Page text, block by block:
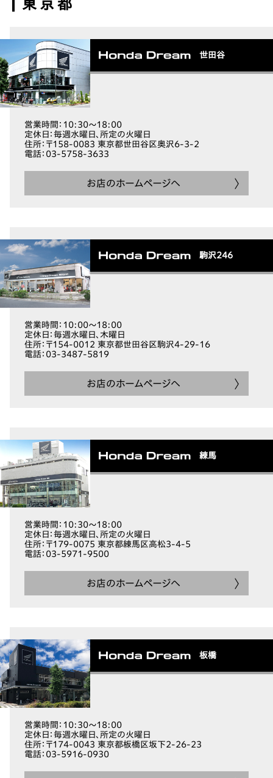
東京都
世田谷
営業時間 ：10:30～18:00
定休日 ：毎週水曜日、所定の火曜日
住所：〒158-0083 東京都世田谷区奥沢6-3-2
電話：03-5758-3633
お店のホームページへ
駒沢246
営業時間 ：10:00～18:00
定休日 ：毎週水曜日、木曜日
住所：〒154-0012 東京都世田谷区駒沢4-29-16
電話：03-3487-5819
お店のホームページへ
練馬
営業時間 ：10:30～18:00
定休日 ：毎週水曜日、所定の火曜日
住所：〒179-0075 東京都練馬区高松3-4-5
電話：03-5971-9500
お店のホームページへ
板橋
営業時間 ：10:30～18:00
定休日 ：毎週水曜日、所定の火曜日
住所：〒174-0043 東京都板橋区坂下2-26-23
電話：03-5916-0930